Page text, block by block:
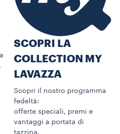
SCOPRI LA
COLLECTION MY
LAVAZZA
Scopri il nostro programma
fedeltà:
offerte speciali, premi e
vantaggi a portata di